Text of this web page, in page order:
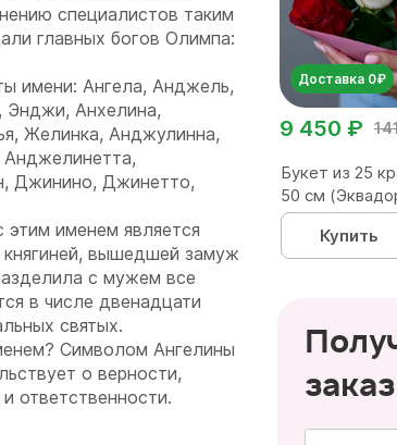
специалистов таким
главных богов Олимпа:
имени: Ангела, Анджель,
Анхелина,
Желинка, Анджулинна,
Джинино, Джинетто,
именем является
княгиней, вышедшей замуж
с мужем все
в числе двенадцати
святых.
Символом Ангелины
о верности,
ответственности.
Доставка 0₽
9 450 ₽
Букет из 25
50 см
Купить
заказ